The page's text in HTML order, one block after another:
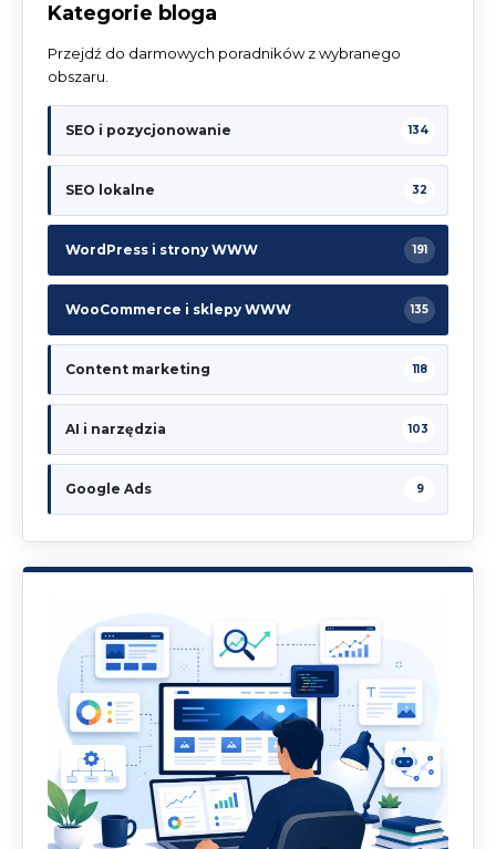
Kategorie bloga
Przejdź do darmowych poradników z wybranego
obszaru.
SEO i pozycjonowanie 134
SEO lokalne 32
WordPress i strony WWW 191
WooCommerce i sklepy WWW 135
Content marketing 118
AI i narzędzia 103
Google Ads 9